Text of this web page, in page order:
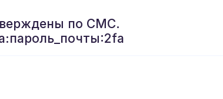
по СМС.